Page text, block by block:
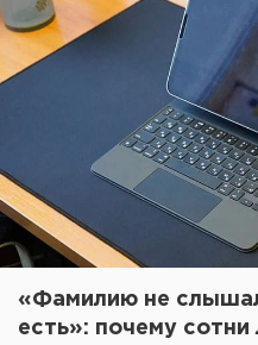
«Фамилию не
есть»: почему сотни